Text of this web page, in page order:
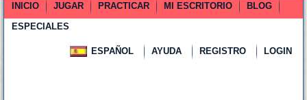
INICIO JUGAR PRACTICAR MI ESCRITORIO
BLOG
ESPECIALES
ESPAÑOL AYUDA REGISTRO LOGIN